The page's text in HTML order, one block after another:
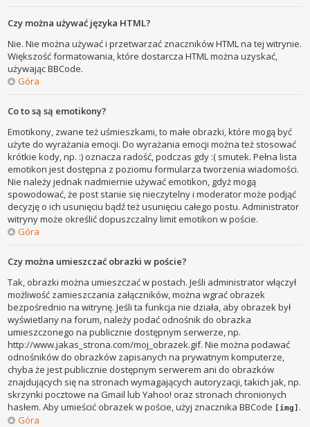
Czy można używać języka HTML?
Nie. Nie można używać i przetwarzać znaczników HTML na tej witrynie.
Większość formatowania, które dostarcza HTML można uzyskać,
używając BBCode.
Góra
Co to są są emotikony?
Emotikony, zwane też uśmieszkami, to małe obrazki, które mogą być
użyte do wyrażania emocji. Do wyrażania emocji można też stosować
krótkie kody, np. :) oznacza radość, podczas gdy :( smutek. Pełna lista
emotikon jest dostępna z poziomu formularza tworzenia wiadomości.
Nie należy jednak nadmiernie używać emotikon, gdyż mogą
spowodować, że post stanie się nieczytelny i moderator może podjąć
decyzję o ich usunięciu bądź też usunięciu całego postu. Administrator
witryny może określić dopuszczalny limit emotikon w poście.
Góra
Czy można umieszczać obrazki w poście?
Tak, obrazki można umieszczać w postach. Jeśli administrator włączył
możliwość zamieszczania załączników, można wgrać obrazek
bezpośrednio na witrynę. Jeśli ta funkcja nie działa, aby obrazek był
wyświetlany na forum, należy podać odnośnik do obrazka
umieszczonego na publicznie dostępnym serwerze, np.
http://www.jakas_strona.com/moj_obrazek.gif. Nie można podawać
odnośników do obrazków zapisanych na prywatnym komputerze,
chyba że jest publicznie dostępnym serwerem ani do obrazków
znajdujących się na stronach wymagających autoryzacji, takich jak, np.
skrzynki pocztowe na Gmail lub Yahoo! oraz stronach chronionych
hasłem. Aby umieścić obrazek w poście, użyj znacznika BBCode [img] .
Góra